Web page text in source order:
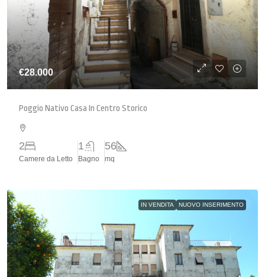
€28.000
Poggio Nativo Casa In Centro Storico
2
Camere da Letto
1
Bagno
56
mq
IN VENDITA NUOVO INSERIMENTO